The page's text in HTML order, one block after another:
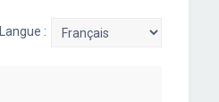
Langue :